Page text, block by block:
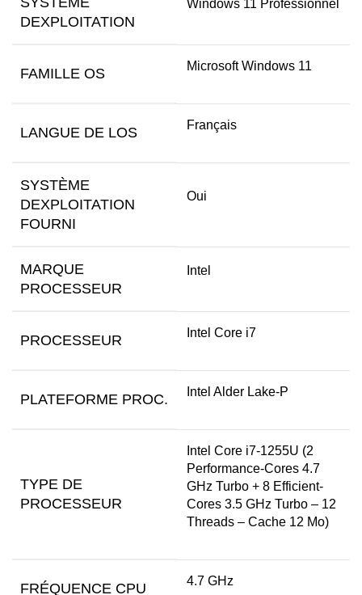
DEXPLOITATION
Windows 11 Professionnel
FAMILLE OS Microsoft Windows 11
LANGUE DE LOS Français
SYSTÈME
DEXPLOITATION
FOURNI
Oui
MARQUE
PROCESSEUR
Intel
PROCESSEUR Intel Core i7
PLATEFORME PROC. Intel Alder Lake-P
TYPE DE
PROCESSEUR
Intel Core i7-1255U (2
Performance-Cores 4.7
GHz Turbo + 8 Efficient-
Cores 3.5 GHz Turbo – 12
Threads – Cache 12 Mo)
FRÉQUENCE CPU 4.7 GHz